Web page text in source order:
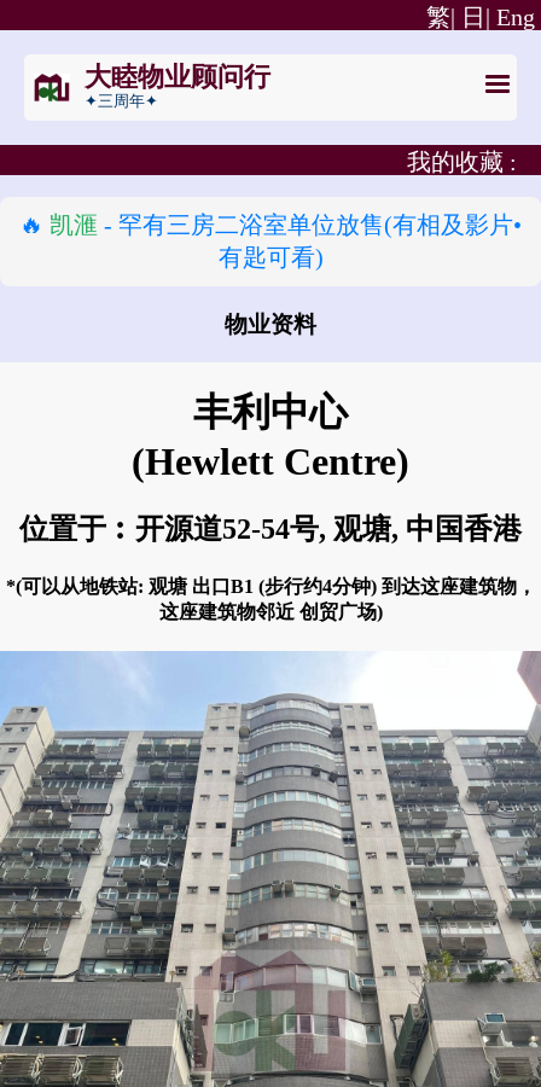
Eng
日|
繁|
大睦物业顾问行
✦三周年✦
我的收藏 :
🔥 凯滙 - 罕有三房二浴室单位放售(有相及影片•
有匙可看)
物业资料
丰利中心
(Hewlett Centre)
位置于︰开源道52-54号, 观塘, 中国香港
*(可以从地铁站: 观塘 出口B1 (步行约4分钟) 到达这座建筑物，
这座建筑物邻近 创贸广场)